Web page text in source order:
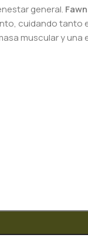
general.
cuidando tanto
muscular y una